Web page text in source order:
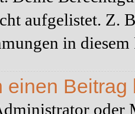
aufgelistet. Z.
in
einen
oder